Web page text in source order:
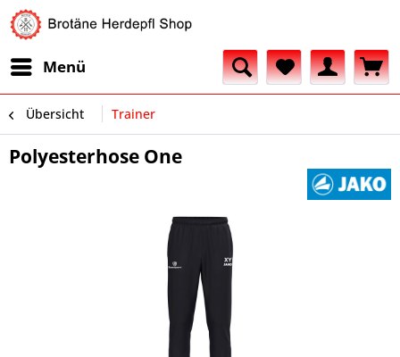
Menü
Übersicht Trainer
Polyesterhose One